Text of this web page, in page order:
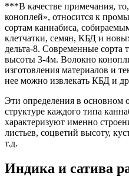
***В качестве примечания,
коноплей», относится к
сортам каннабиса,
клетчатки, семян, КБД и
дельта-8. Современные сорта
высоты 3-4м. Волокно
изготовления материалов и
нее можно извлекать КБД и
Эти определения в основном
структуре каждого типа
характеризуют именно
листьев, соцветий высоту,
т.д.
Индика и сатива